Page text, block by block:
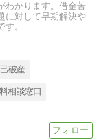
わかります。借金苦
に対して早期解決や
。
破産
相談窓口